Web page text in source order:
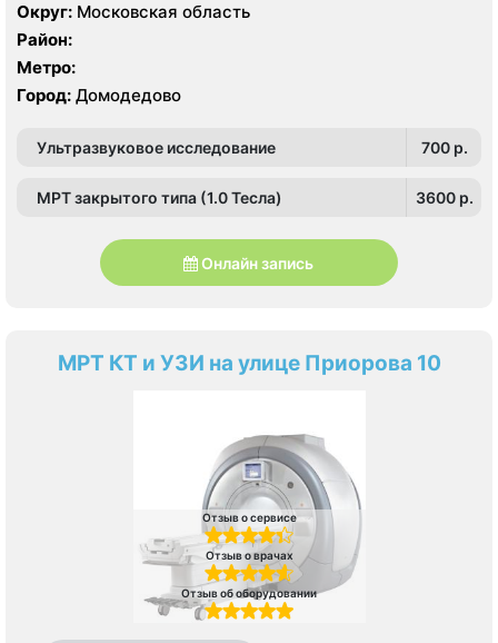
Округ: Московская область
Район:
Метро:
Город: Домодедово
Ультразвуковое исследование 700 p.
МРТ закрытого типа (1.0 Тесла) 3600 p.
Онлайн запись
МРТ КТ и УЗИ на улице Приорова 10
Отзыв о сервисе
Отзыв о врачах
Отзыв об оборудовании